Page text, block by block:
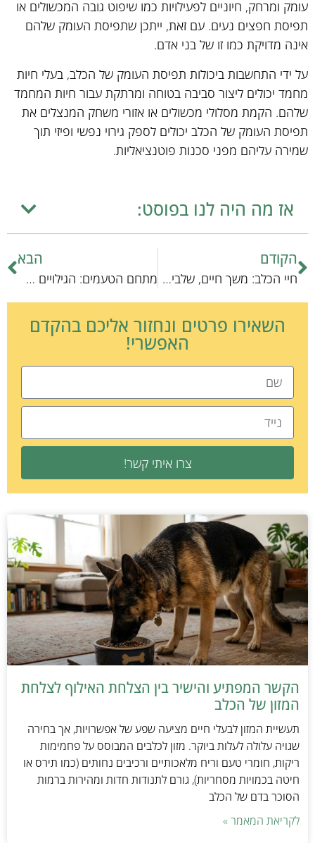
עומק ומרחק, חיוניים לפעילויות כמו שיפוט גובה המכשולים או
תפיסת חפצים נעים. עם זאת, ייתכן שתפיסת העומק שלהם
אינה מדויקת כמו זו של בני אדם.
על ידי התחשבות ביכולות תפיסת העומק של הכלב, בעלי חיות
מחמד יכולים ליצור סביבה בטוחה ומרתקת עבור חיות המחמד
שלהם. הקמת מסלולי מכשולים או אזורי משחק המנצלים את
תפיסת העומק של הכלב יכולים לספק גירוי נפשי ופיזי תוך
שמירה עליהם מפני סכנות פוטנציאליות.
אז מה היה לנו בפוסט:
הקודם
חיי הכלב: משך חיים, שלבים ותפקידים
הבא
מתחם הטעמים: הגילויים של מדען הלמה כלבים מלקקים
השאירו פרטים ונחזור אליכם בהקדם
האפשרי!
צרו איתי קשר!
הקשר המפתיע והישיר בין הצלחת האילוף לצלחת
המזון של הכלב
תעשיית המזון לבעלי חיים מציעה שפע של אפשרויות, אך בחירה
שגויה עלולה לעלות ביוקר. מזון לכלבים המבוסס על פחמימות
ריקות, חומרי טעם וריח מלאכותיים ורכיבים נחותים (כמו תירס או
חיטה בכמויות מסחריות), גורם לתנודות חדות ומהירות ברמות
הסוכר בדם של הכלב
לקריאת המאמר »